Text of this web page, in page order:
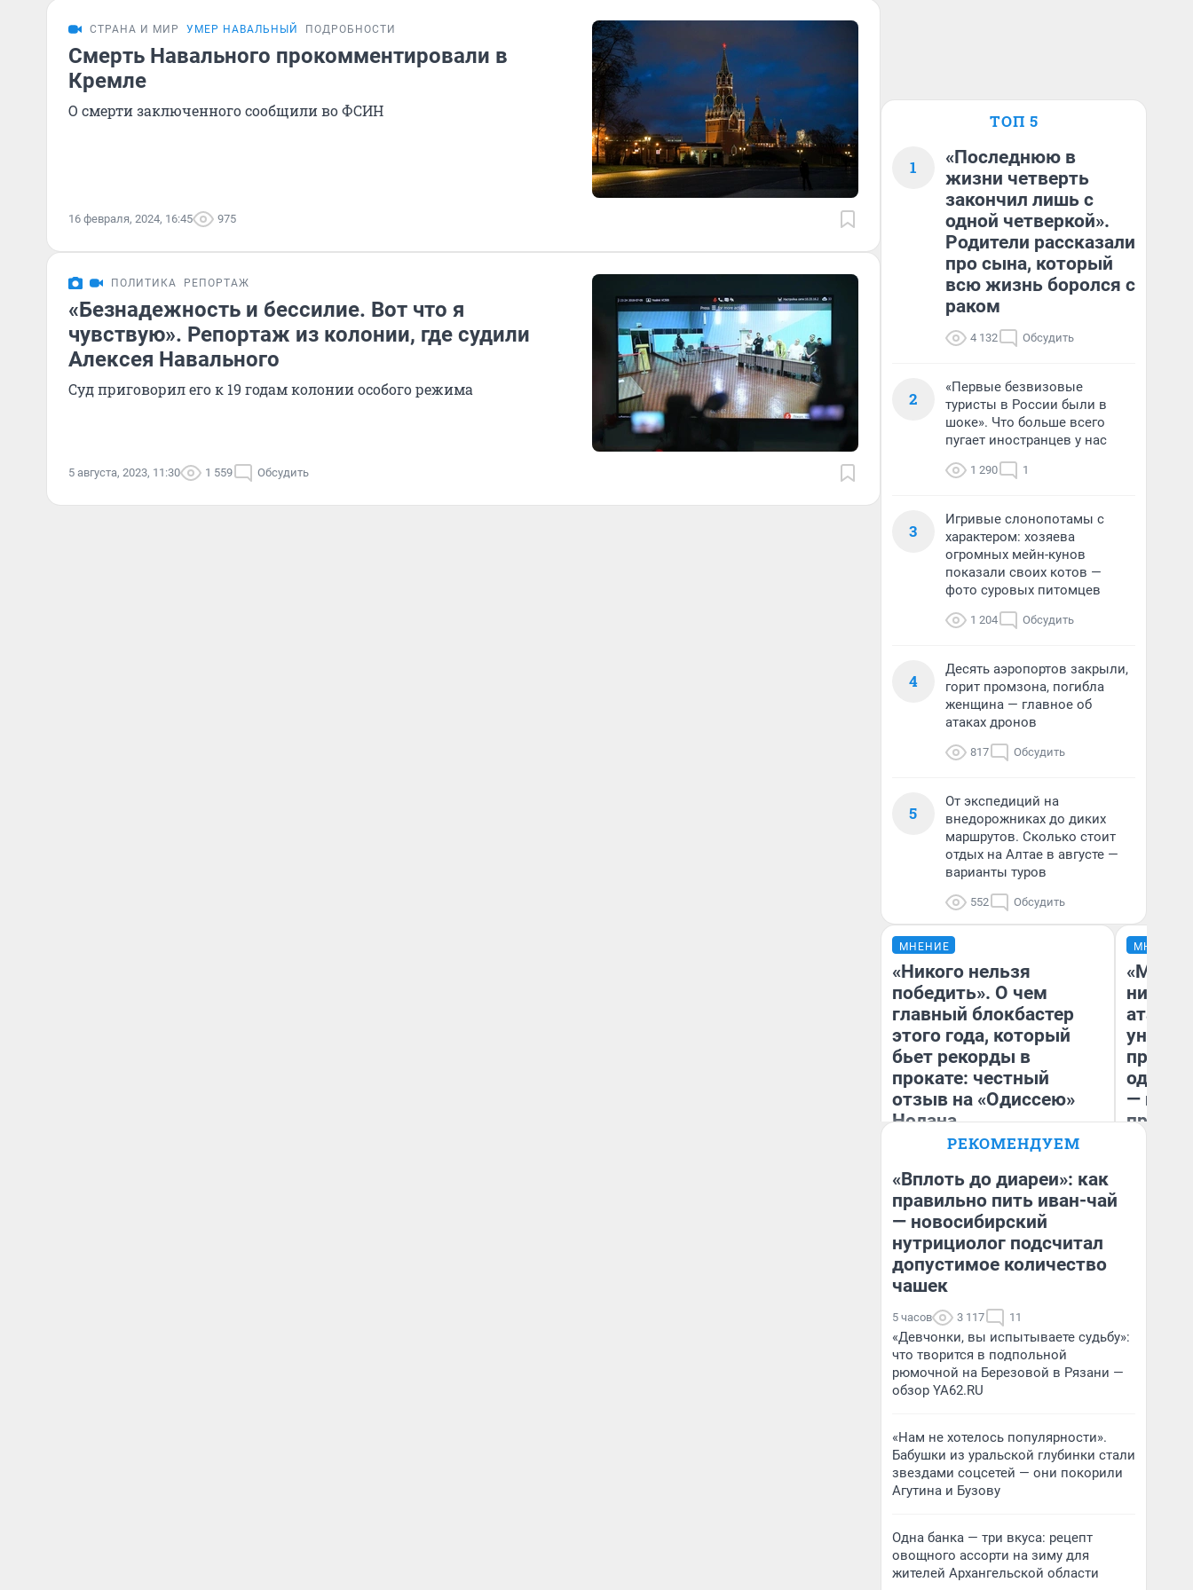
СТРАНА И МИР УМЕР НАВАЛЬНЫЙ ПОДРОБНОСТИ
Смерть Навального прокомментировали в
Кремле
О смерти заключенного сообщили во ФСИН
16 февраля, 2024, 16:45 975
ПОЛИТИКА РЕПОРТАЖ
«Безнадежность и бессилие. Вот что я
чувствую». Репортаж из колонии, где судили
Алексея Навального
Суд приговорил его к 19 годам колонии особого режима
5 августа, 2023, 11:30 1 559 Обсудить
ТОП 5
1
«Последнюю в
жизни четверть
закончил лишь с
одной четверкой».
Родители рассказали
про сына, который
всю жизнь боролся с
раком
4 132 Обсудить
2
«Первые безвизовые
туристы в России были в
шоке». Что больше всего
пугает иностранцев у нас
1 290 1
3
Игривые слонопотамы с
характером: хозяева
огромных мейн-кунов
показали своих котов —
фото суровых питомцев
1 204 Обсудить
4
Десять аэропортов закрыли,
горит промзона, погибла
женщина — главное об
атаках дронов
817 Обсудить
5
От экспедиций на
внедорожниках до диких
маршрутов. Сколько стоит
отдых на Алтае в августе —
варианты туров
552 Обсудить
МНЕНИЕ
«Никого нельзя
победить». О чем
главный блокбастер
этого года, который
бьет рекорды в
прокате: честный
отзыв на «Одиссею»
Нолана
Стас Соколов
МНЕНИЕ
атаки
—
РЕКОМЕНДУЕМ
«Вплоть до диареи»: как
правильно пить иван-чай
— новосибирский
нутрициолог подсчитал
допустимое количество
чашек
5 часов 3 117 11
«Девчонки, вы испытываете судьбу»:
что творится в подпольной
рюмочной на Березовой в Рязани —
обзор YA62.RU
«Нам не хотелось популярности».
Бабушки из уральской глубинки стали
звездами соцсетей — они покорили
Агутина и Бузову
Одна банка — три вкуса: рецепт
овощного ассорти на зиму для
жителей Архангельской области